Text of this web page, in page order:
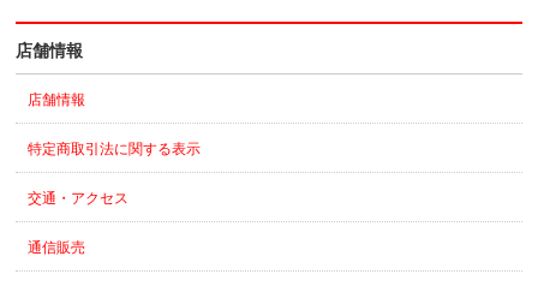
店舗情報
店舗情報
特定商取引法に関する表示
交通・アクセス
通信販売